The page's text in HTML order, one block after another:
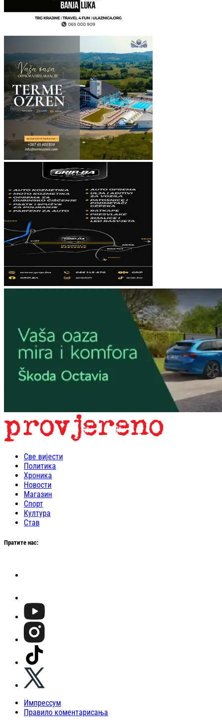
Све вијести
Политика
Хроника
Новости
Магазин
Спорт
Култура
Став
Пратите нас:
Импрессум
Правило коментарисања